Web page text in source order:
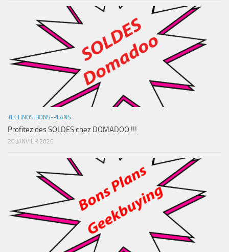
TECHNOS BONS-PLANS
Profitez des SOLDES chez DOMADOO !!!
20 JANVIER 2026